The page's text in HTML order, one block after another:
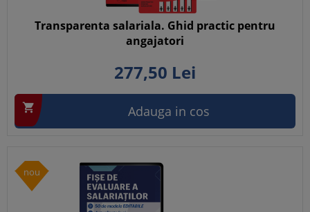
Transparenta salariala. Ghid practic pentru
angajatori
277,50 Lei
 Adauga in cos
nou